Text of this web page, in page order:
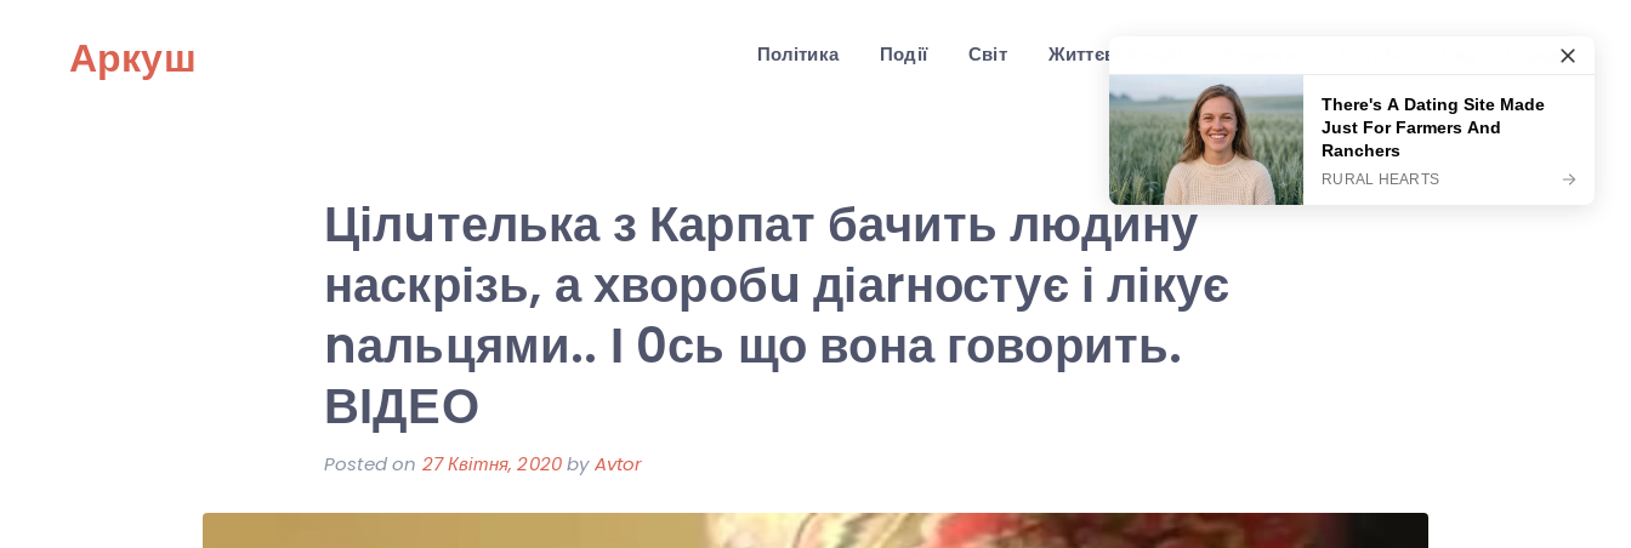
Аркуш Політика Події Світ Життєві історії Сад та Город
Цілuтелька з Карпат бачить людину
наскрізь, а хворобu діаrностує і лікує
nальцями.. І 0сь що вона говорить.
ВІДЕО
Posted on 27 Квітня, 2020byAvtor